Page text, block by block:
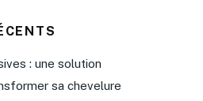
: une solution
sa chevelure